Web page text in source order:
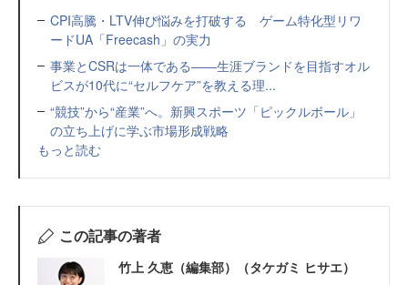
CPI高騰・LTV伸び悩みを打破する ゲーム特化型リワ
ードUA「Freecash」の実力
事業とCSRは一体である――生涯ブランドを目指すオル
ビスが10代に“セルフケア”を教える理...
“競技”から“産業”へ。新興スポーツ「ピックルボール」
の立ち上げに学ぶ市場形成戦略
もっと読む
この記事の著者
竹上 久恵（編集部）（タケガミ ヒサエ）